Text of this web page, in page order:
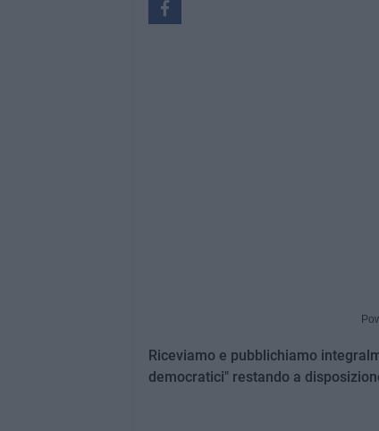
Riceviamo e pubblichiamo
democratici" restando a